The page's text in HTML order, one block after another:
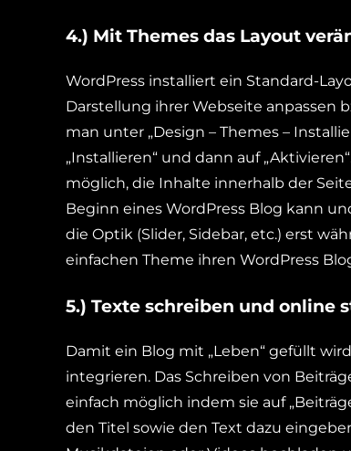
4.) Mit Themes das Layout
WordPress installiert ein Standard-
Darstellung ihrer Webseite anpassen
man unter „Design – Themes –
„Installieren“ und dann auf
möglich, die Inhalte innerhalb der
Beginn eines WordPress Blog kann
die Optik (Slider, Sidebar, etc.) erst
einfachen Theme ihren WordPress
5.) Texte schreiben und online
Damit ein Blog mit „Leben“ gefüllt
integrieren. Das Schreiben von
einfach möglich indem sie auf
den Titel sowie den Text dazu